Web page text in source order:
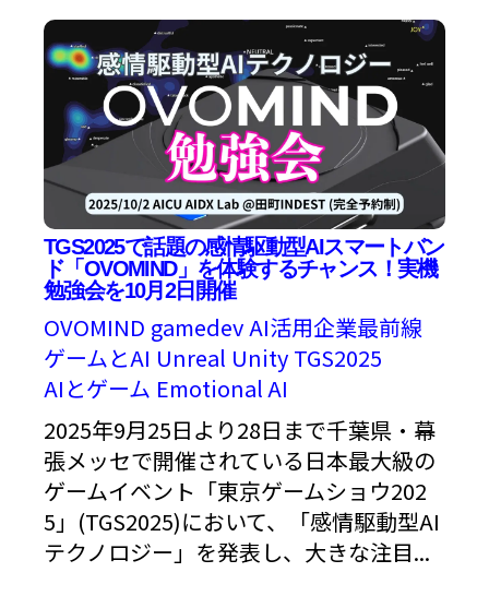
TGS2025で話題の感情駆動型AIスマートバン
ド「OVOMIND」を体験するチャンス！実機
勉強会を10月2日開催
OVOMIND gamedevAI活用企業最前線
ゲームとAI Unreal Unity TGS2025
AIとゲーム Emotional AI
2025年9月25日より28日まで千葉県・幕
張メッセで開催されている日本最大級の
ゲームイベント「東京ゲームショウ202
5」(TGS2025)において、「感情駆動型AI
テクノロジー」を発表し、大きな注目...